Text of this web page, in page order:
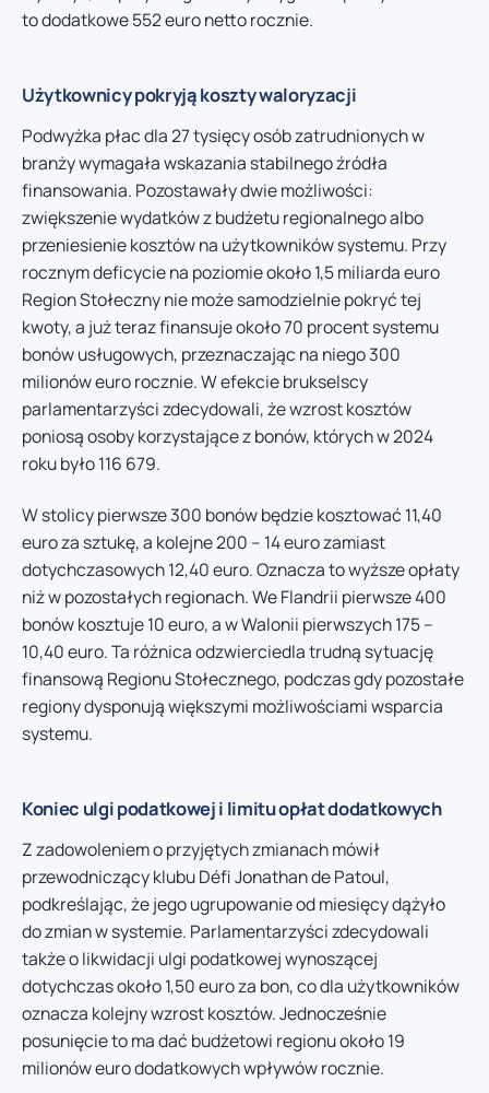
to dodatkowe 552 euro netto rocznie.
Użytkownicy pokryją koszty waloryzacji
Podwyżka płac dla 27 tysięcy osób zatrudnionych w
branży wymagała wskazania stabilnego źródła
finansowania. Pozostawały dwie możliwości:
zwiększenie wydatków z budżetu regionalnego albo
przeniesienie kosztów na użytkowników systemu. Przy
rocznym deficycie na poziomie około 1,5 miliarda euro
Region Stołeczny nie może samodzielnie pokryć tej
kwoty, a już teraz finansuje około 70 procent systemu
bonów usługowych, przeznaczając na niego 300
milionów euro rocznie. W efekcie brukselscy
parlamentarzyści zdecydowali, że wzrost kosztów
poniosą osoby korzystające z bonów, których w 2024
roku było 116 679.
W stolicy pierwsze 300 bonów będzie kosztować 11,40
euro za sztukę, a kolejne 200 – 14 euro zamiast
dotychczasowych 12,40 euro. Oznacza to wyższe opłaty
niż w pozostałych regionach. We Flandrii pierwsze 400
bonów kosztuje 10 euro, a w Walonii pierwszych 175 –
10,40 euro. Ta różnica odzwierciedla trudną sytuację
finansową Regionu Stołecznego, podczas gdy pozostałe
regiony dysponują większymi możliwościami wsparcia
systemu.
Koniec ulgi podatkowej i limitu opłat dodatkowych
Z zadowoleniem o przyjętych zmianach mówił
przewodniczący klubu Défi Jonathan de Patoul,
podkreślając, że jego ugrupowanie od miesięcy dążyło
do zmian w systemie. Parlamentarzyści zdecydowali
także o likwidacji ulgi podatkowej wynoszącej
dotychczas około 1,50 euro za bon, co dla użytkowników
oznacza kolejny wzrost kosztów. Jednocześnie
posunięcie to ma dać budżetowi regionu około 19
milionów euro dodatkowych wpływów rocznie.